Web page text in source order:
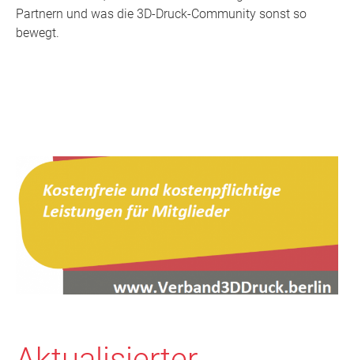
Partnern und was die 3D-Druck-Community sonst so
bewegt.